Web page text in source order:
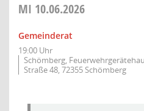
MI 10.06.2026
Gemeinderat
19:00 Uhr
Schömberg,
Straße 48, 72355 Schömberg